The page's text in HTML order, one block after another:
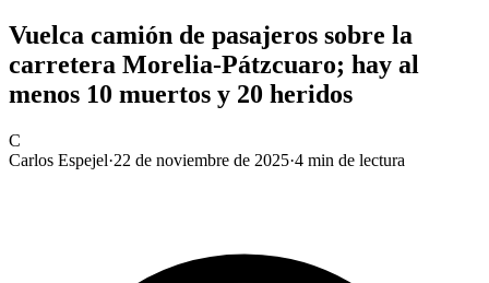
Vuelca camión de pasajeros sobre la
carretera Morelia-Pátzcuaro; hay al
menos 10 muertos y 20 heridos
C
Carlos Espejel·22 de noviembre de 2025·4 min de lectura